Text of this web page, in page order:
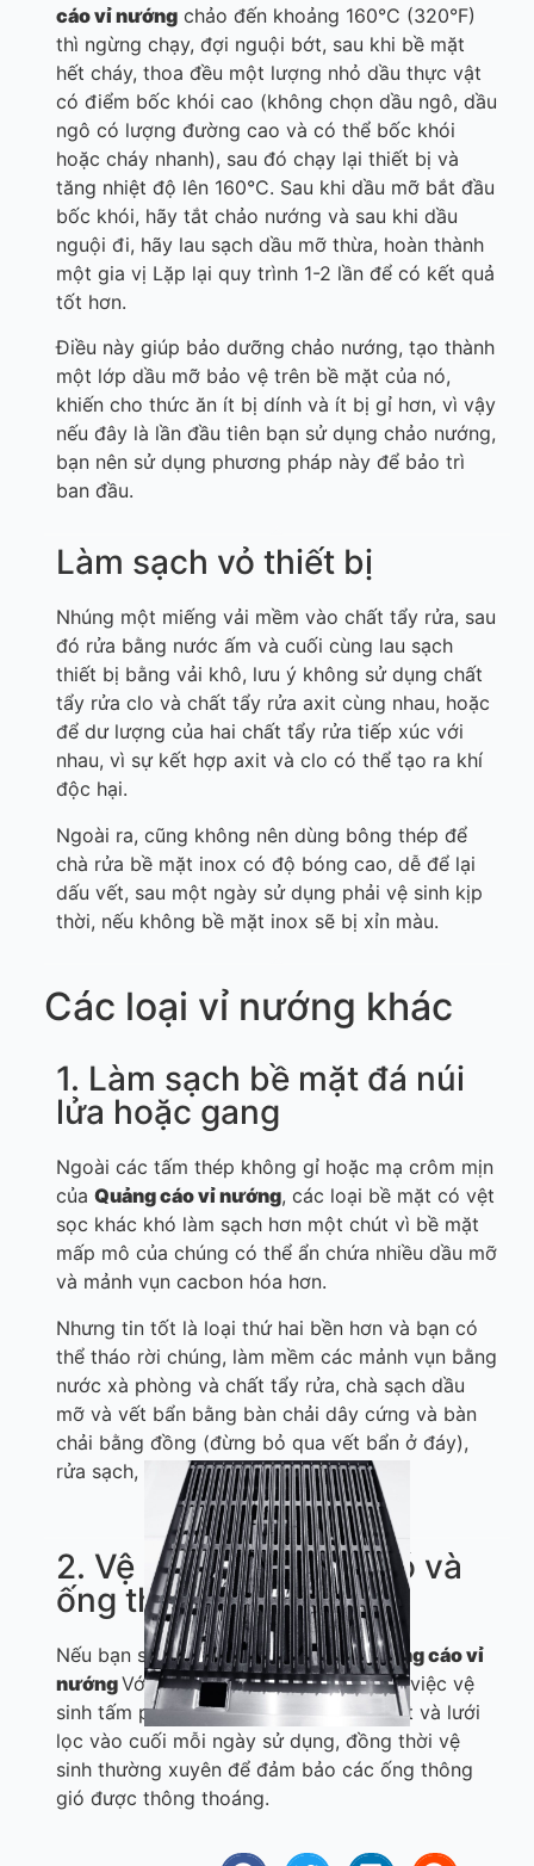
cáovỉ nướng chảo đến khoảng 160°C (320°F)
thì ngừng chạy, đợi nguội bớt, sau khi bề mặt
hết cháy, thoa đều một lượng nhỏ dầu thực vật
có điểm bốc khói cao (không chọn dầu ngô, dầu
ngô có lượng đường cao và có thể bốc khói
hoặc cháy nhanh), sau đó chạy lại thiết bị và
tăng nhiệt độ lên 160°C. Sau khi dầu mỡ bắt đầu
bốc khói, hãy tắt chảo nướng và sau khi dầu
nguội đi, hãy lau sạch dầu mỡ thừa, hoàn thành
một gia vị Lặp lại quy trình 1-2 lần để có kết quả
tốt hơn.
Điều này giúp bảo dưỡng chảo nướng, tạo thành
một lớp dầu mỡ bảo vệ trên bề mặt của nó,
khiến cho thức ăn ít bị dính và ít bị gỉ hơn, vì vậy
nếu đây là lần đầu tiên bạn sử dụng chảo nướng,
bạn nên sử dụng phương pháp này để bảo trì
ban đầu.
Làm sạch vỏ thiết bị
Nhúng một miếng vải mềm vào chất tẩy rửa, sau
đó rửa bằng nước ấm và cuối cùng lau sạch
thiết bị bằng vải khô, lưu ý không sử dụng chất
tẩy rửa clo và chất tẩy rửa axit cùng nhau, hoặc
để dư lượng của hai chất tẩy rửa tiếp xúc với
nhau, vì sự kết hợp axit và clo có thể tạo ra khí
độc hại.
Ngoài ra, cũng không nên dùng bông thép để
chà rửa bề mặt inox có độ bóng cao, dễ để lại
dấu vết, sau một ngày sử dụng phải vệ sinh kịp
thời, nếu không bề mặt inox sẽ bị xỉn màu.
Các loại vỉ nướng khác
1. Làm sạch bề mặt đá núi
lửa hoặc gang
Ngoài các tấm thép không gỉ hoặc mạ crôm mịn
của Quảng cáovỉ nướng, các loại bề mặt có vệt
sọc khác khó làm sạch hơn một chút vì bề mặt
mấp mô của chúng có thể ẩn chứa nhiều dầu mỡ
và mảnh vụn cacbon hóa hơn.
Nhưng tin tốt là loại thứ hai bền hơn và bạn có
thể tháo rời chúng, làm mềm các mảnh vụn bằng
nước xà phòng và chất tẩy rửa, chà sạch dầu
mỡ và vết bẩn bằng bàn chải dây cứng và bàn
chải bằng đồng (đừng bỏ qua vết bẩn ở đáy),
rửa sạch, lau khô và bôi dầu ăn.
2. Vệ sinh chụp hút gió và
ống thông gió
Nếu bạn sử dụng teppanyaki dọcQuảng cáovỉ
nướngVới thiết kế ống xả riêng, ngoài việc vệ
sinh tấm panel, bạn cần vệ sinh ống hút và lưới
lọc vào cuối mỗi ngày sử dụng, đồng thời vệ
sinh thường xuyên để đảm bảo các ống thông
gió được thông thoáng.